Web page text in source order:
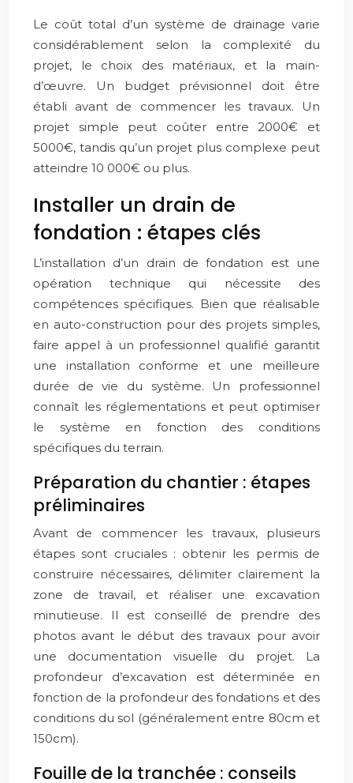
Le coût total d’un système de drainage varie
considérablement selon la complexité du
projet, le choix des matériaux, et la main-
d’œuvre. Un budget prévisionnel doit être
établi avant de commencer les travaux. Un
projet simple peut coûter entre 2000€ et
5000€, tandis qu’un projet plus complexe peut
atteindre 10 000€ ou plus.
Installer un drain de
fondation : étapes clés
L’installation d’un drain de fondation est une
opération technique qui nécessite des
compétences spécifiques. Bien que réalisable
en auto-construction pour des projets simples,
faire appel à un professionnel qualifié garantit
une installation conforme et une meilleure
durée de vie du système. Un professionnel
connaît les réglementations et peut optimiser
le système en fonction des conditions
spécifiques du terrain.
Préparation du chantier : étapes
préliminaires
Avant de commencer les travaux, plusieurs
étapes sont cruciales : obtenir les permis de
construire nécessaires, délimiter clairement la
zone de travail, et réaliser une excavation
minutieuse. Il est conseillé de prendre des
photos avant le début des travaux pour avoir
une documentation visuelle du projet. La
profondeur d’excavation est déterminée en
fonction de la profondeur des fondations et des
conditions du sol (généralement entre 80cm et
150cm).
Fouille de la tranchée : conseils